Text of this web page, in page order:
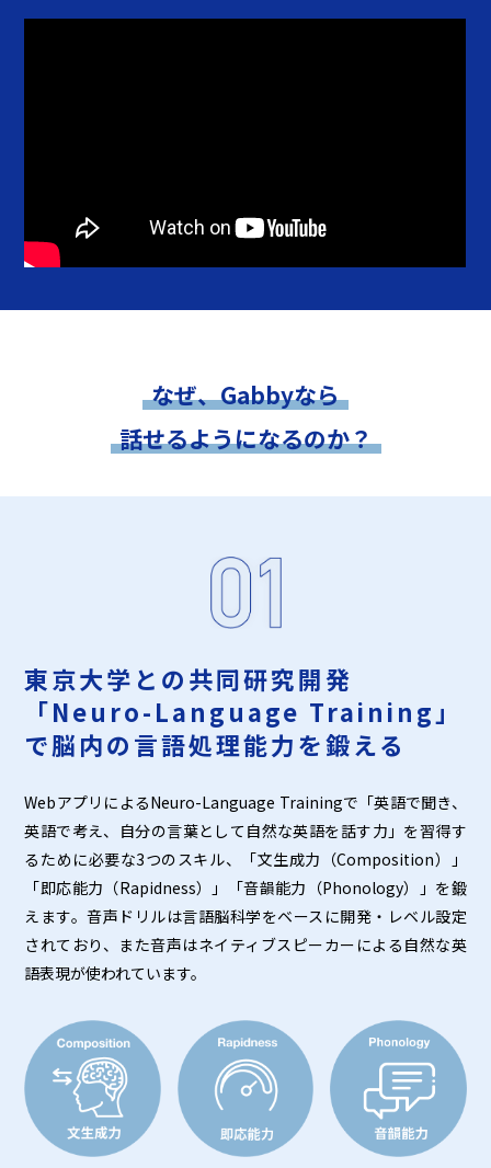
なぜ、Gabbyなら
話せるようになるのか？
東京大学との共同研究開発
「Neuro-Language Training」
で脳内の言語処理能力を鍛える
WebアプリによるNeuro-Language Trainingで「英語で聞き、
英語で考え、自分の言葉として自然な英語を話す力」を習得す
るために必要な3つのスキル、「文生成力（Composition）」
「即応能力（Rapidness）」「音韻能力（Phonology）」を鍛
えます。音声ドリルは言語脳科学をベースに開発・レベル設定
されており、また音声はネイティブスピーカーによる自然な英
語表現が使われています。